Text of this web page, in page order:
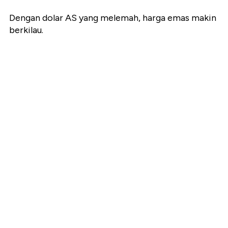
Dengan dolar AS yang melemah, harga emas makin
berkilau.